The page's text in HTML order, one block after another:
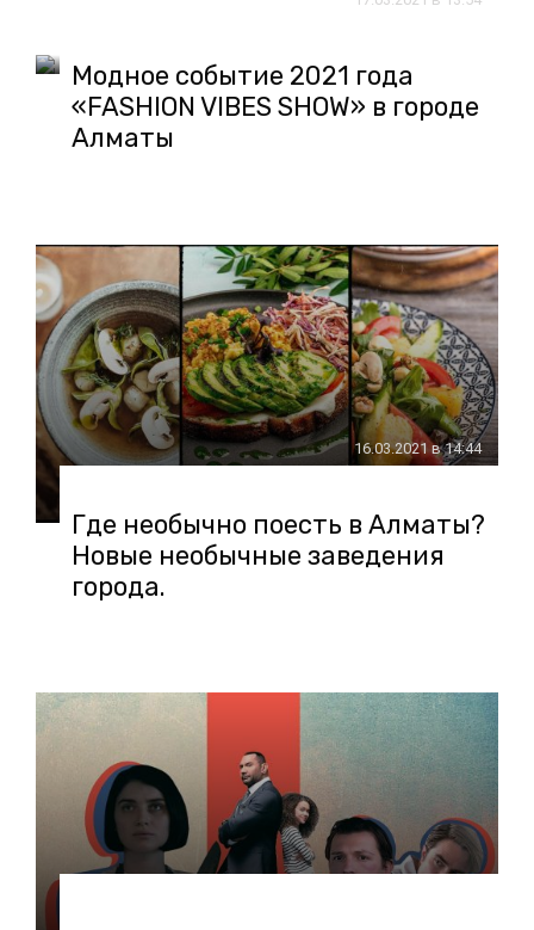
Модное событие 2021 года
«FASHION VIBES SHOW» в городе
Алматы
16.03.2021 в 14:44
Где необычно поесть в Алматы?
Новые необычные заведения
города.